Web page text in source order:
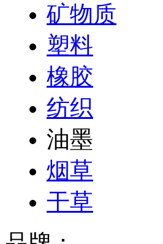
矿物质
塑料
橡胶
纺织
油墨
烟草
干草